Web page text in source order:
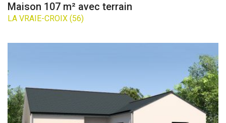
Maison 107 m² avec terrain
LA VRAIE-CROIX (56)